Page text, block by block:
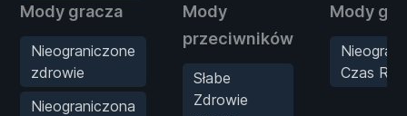
Mody gracza
Nieograniczone
zdrowie
Nieograniczona
Mody
przeciwników
Słabe
Zdrowie
Mody gry
Czas